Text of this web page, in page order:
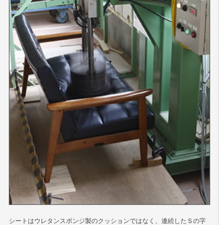
シートはウレタンスポンジ製のクッションではなく、連続したＳの字